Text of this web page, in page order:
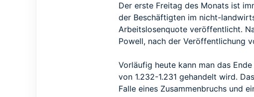
Der erste Freitag des Monats ist
der Beschäftigten im nicht-
Arbeitslosenquote veröffentlicht.
Powell, nach der Veröffentlichung
Vorläufig heute kann man das
von 1.232-1.231 gehandelt wird.
Falle eines Zusammenbruchs und